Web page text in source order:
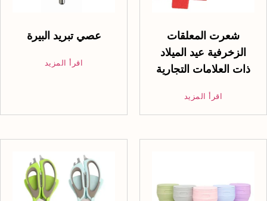
عصي تبريد البيرة
اقرأ المزيد
شعرت المعلقات
الزخرفية عيد الميلاد
ذات العلامات التجارية
اقرأ المزيد